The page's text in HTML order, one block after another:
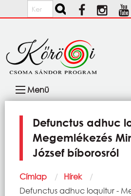
Ugrás a tartalomra
Keresés
navigáció
Menü
Defunctus adhuc
Megemlékezés
József bíborosról
Morzsa
Címlap
Hírek
Current:
Defunctus adhuc loquitur -